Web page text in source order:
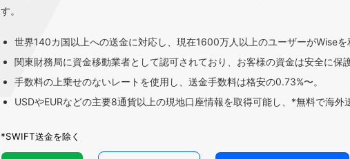
す。
世界140カ国以上への送金に対応し、現在1600万人以上のユーザーがWiseを
関東財務局に資金移動業者として認可されており、お客様の資金は安全に保
手数料の上乗せのないレートを使用し、送金手数料は格安の0.73%〜。
USDやEURなどの主要8通貨以上の現地口座情報を取得可能し、*無料で海外
*SWIFT送金を除く